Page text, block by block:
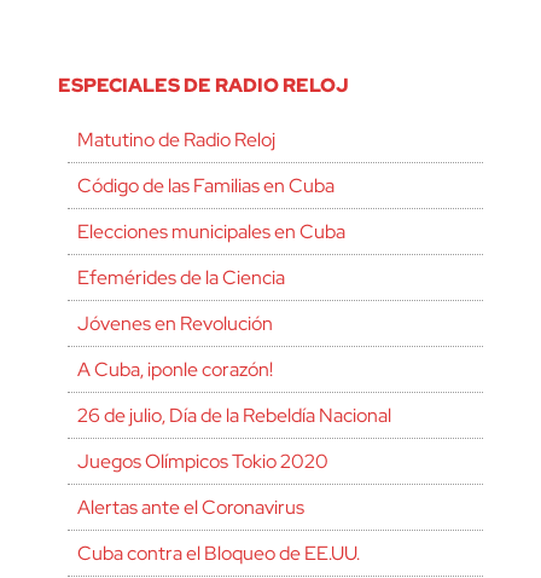
ESPECIALES DE RADIO RELOJ
Matutino de Radio Reloj
Código de las Familias en Cuba
Elecciones municipales en Cuba
Efemérides de la Ciencia
Jóvenes en Revolución
A Cuba, ¡ponle corazón!
26 de julio, Día de la Rebeldía Nacional
Juegos Olímpicos Tokio 2020
Alertas ante el Coronavirus
Cuba contra el Bloqueo de EE.UU.